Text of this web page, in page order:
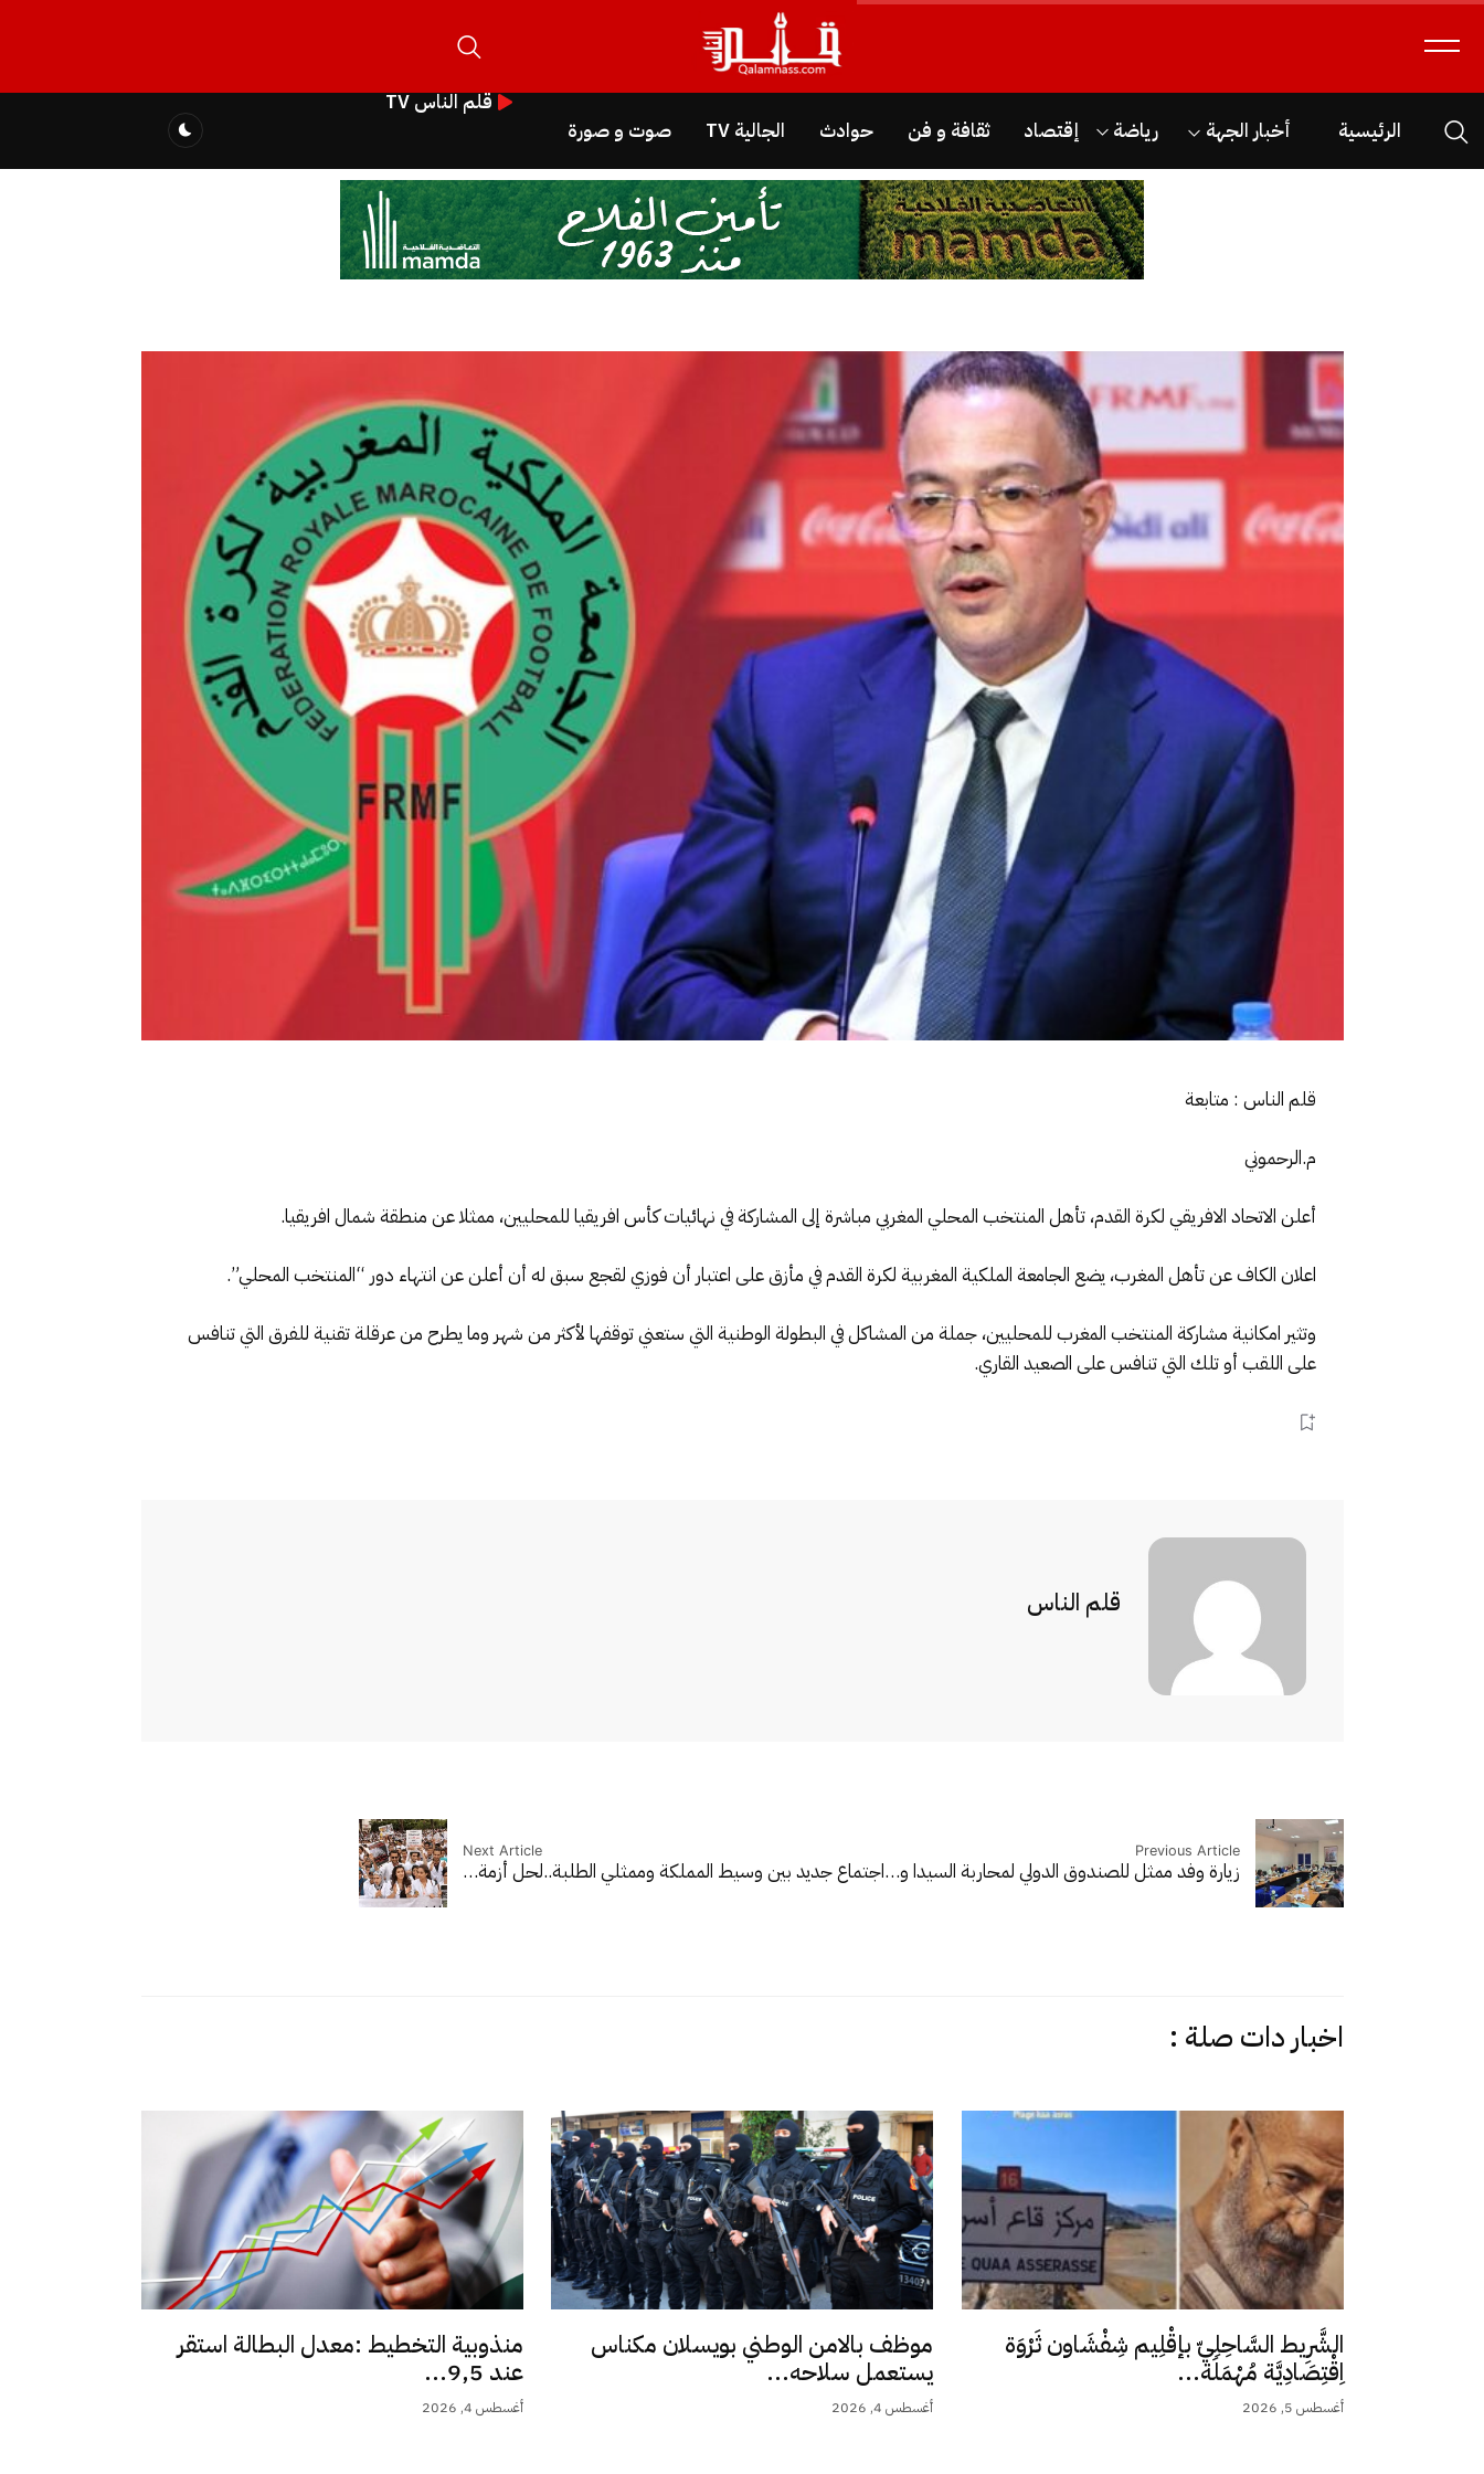
الرئيسية أخبار الجهة رياضة إقتصاد ثقافة و فن حوادث الجالية TV صوت و صورة
قلم الناس TV
قلم الناس : متابعة
م.الرحموني
أعلن الاتحاد الافريقي لكرة القدم، تأهل المنتخب المحلي المغربي مباشرة إلى المشاركة في نهائيات كأس افريقيا للمحليين، ممثلا عن منطقة شمال افريقيا.
اعلان الكاف عن تأهل المغرب، يضع الجامعة الملكية المغربية لكرة القدم في مأزق على اعتبار أن فوزي لقجع سبق له أن أعلن عن انتهاء دور “المنتخب المحلي”.
وتثير امكانية مشاركة المنتخب المغرب للمحليين، جملة من المشاكل في البطولة الوطنية التي ستعني توقفها لأكثر من شهر وما يطرح من عرقلة تقنية للفرق التي تنافس
على اللقب أو تلك التي تنافس على الصعيد القاري.
قلم الناس
Previous Article
زيارة وفد ممثل للصندوق الدولي لمحاربة السيدا و…
Next Article
اجتماع جديد بين وسيط المملكة وممثلي الطلبة..لحل أزمة…
اخبار دات صلة :
الشَّرِيط السَّاحِلِيّ بإقْلِيم شِفْشَاون ثَرْوَة
اِقْتِصَادِيَّة مُهْمَلَة...
أغسطس 5, 2026
موظف بالامن الوطني بويسلان مكناس
يستعمل سلاحه...
أغسطس 4, 2026
منذوبية التخطيط :معدل البطالة استقر
عند 9,5...
أغسطس 4, 2026